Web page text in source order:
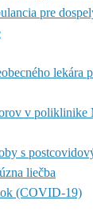
pre
lekára
v
s
liečba
(COVID-19)